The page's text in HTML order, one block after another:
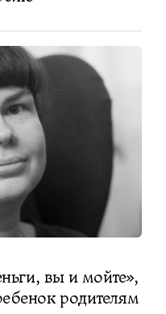
вы и мойте»,
родителям